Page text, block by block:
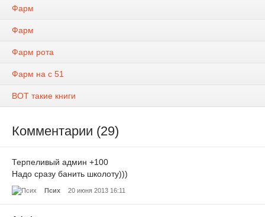
Фарм
Фарм
Фарм рота
Фарм на с 51
ВОТ такие книги
Комментарии (29)
Терпеливый админ +100
Надо сразу банить школоту)))
Псих 20 июня 2013 16:11